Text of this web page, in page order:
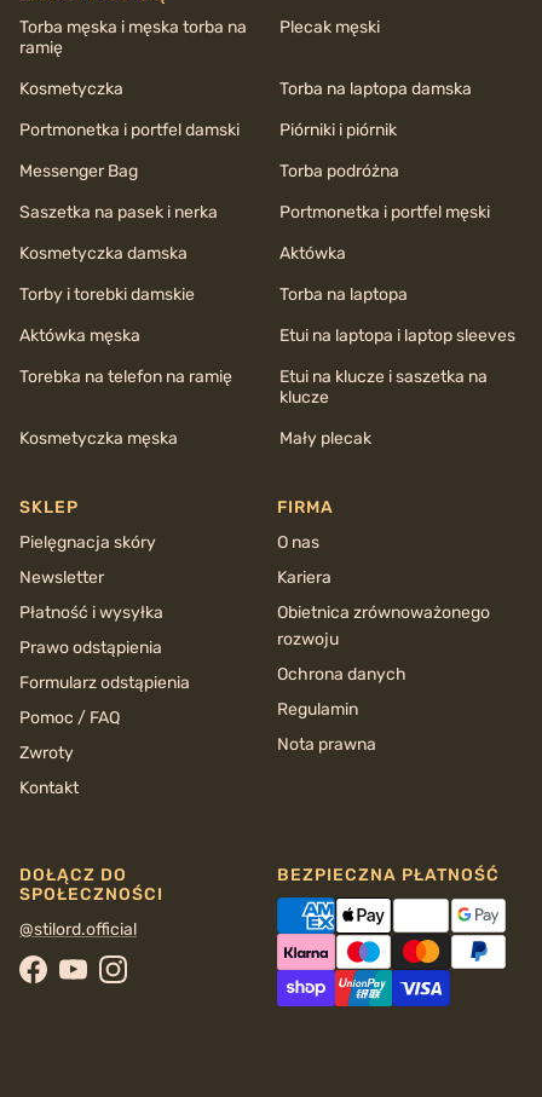
Torba męska i męska torba na
ramię
Plecak męski
Kosmetyczka
Torba na laptopa damska
Portmonetka i portfel damski
Piórniki i piórnik
Messenger Bag
Torba podróżna
Saszetka na pasek i nerka
Portmonetka i portfel męski
Kosmetyczka damska
Aktówka
Torby i torebki damskie
Torba na laptopa
Aktówka męska
Etui na laptopa i laptop sleeves
Torebka na telefon na ramię
Etui na klucze i saszetka na
klucze
Kosmetyczka męska
Mały plecak
SKLEP
Pielęgnacja skóry
Newsletter
Płatność i wysyłka
Prawo odstąpienia
Formularz odstąpienia
Pomoc / FAQ
Zwroty
Kontakt
FIRMA
O nas
Kariera
Obietnica zrównoważonego
rozwoju
Ochrona danych
Regulamin
Nota prawna
DOŁĄCZ DO
SPOŁECZNOŚCI
@stilord.official
Facebook
YouTubeInstagram
BEZPIECZNA PŁATNOŚĆ